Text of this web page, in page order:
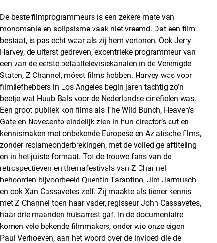
De beste filmprogrammeurs is een zekere mate van
monomanie en solipsisme vaak niet vreemd. Dat een film
bestaat, is pas echt waar als zij hem vertonen. Ook Jerry
Harvey, de uiterst gedreven, excentrieke programmeur van
een van de eerste betaaltelevisiekanalen in de Verenigde
Staten, Z Channel, móest films hebben. Harvey was voor
filmliefhebbers in Los Angeles begin jaren tachtig zo’n
beetje wat Huub Bals voor de Nederlandse cinefielen was.
Een groot publiek kon films als The Wild Bunch, Heaven’s
Gate en Novecento eindelijk zien in hun director’s cut en
kennismaken met onbekende Europese en Aziatische films,
zonder reclameonderbrekingen, met de volledige aftiteling
en in het juiste formaat. Tot de trouwe fans van de
retrospectieven en themafestivals van Z Channel
behoorden bijvoorbeeld Quentin Tarantino, Jim Jarmusch
en ook Xan Cassavetes zelf. Zij maakte als tiener kennis
met Z Channel toen haar vader, regisseur John Cassavetes,
haar drie maanden huisarrest gaf. In de documentaire
komen vele bekende filmmakers, onder wie onze eigen
Paul Verhoeven, aan het woord over de invloed die de